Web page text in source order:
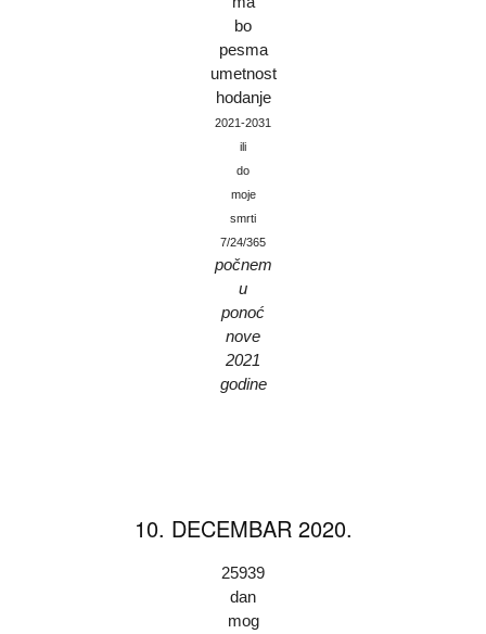
bo
pesma
umetnost
hodanje
2021-2031
ili
do
moje
smrti
7/24/365
počnem
u
ponoć
nove
2021
godine
10. DECEMBAR 2020.
25939
dan
mog